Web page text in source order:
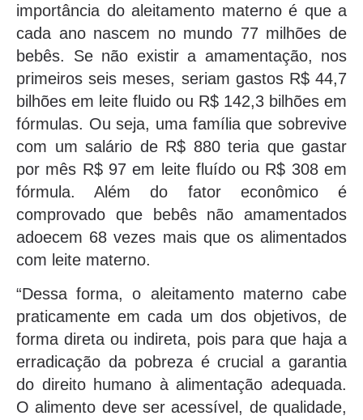
importância do aleitamento materno é que a
cada ano nascem no mundo 77 milhões de
bebês. Se não existir a amamentação, nos
primeiros seis meses, seriam gastos R$ 44,7
bilhões em leite fluido ou R$ 142,3 bilhões em
fórmulas. Ou seja, uma família que sobrevive
com um salário de R$ 880 teria que gastar
por mês R$ 97 em leite fluído ou R$ 308 em
fórmula. Além do fator econômico é
comprovado que bebês não amamentados
adoecem 68 vezes mais que os alimentados
com leite materno.
“Dessa forma, o aleitamento materno cabe
praticamente em cada um dos objetivos, de
forma direta ou indireta, pois para que haja a
erradicação da pobreza é crucial a garantia
do direito humano à alimentação adequada.
O alimento deve ser acessível, de qualidade,